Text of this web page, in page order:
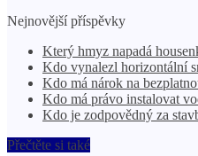
Nejnovější příspěvky
Který hmyz napadá
Kdo vynalezl horizontální
Kdo má nárok na
Kdo má právo instalovat
Kdo je zodpovědný za
Přečtěte si také